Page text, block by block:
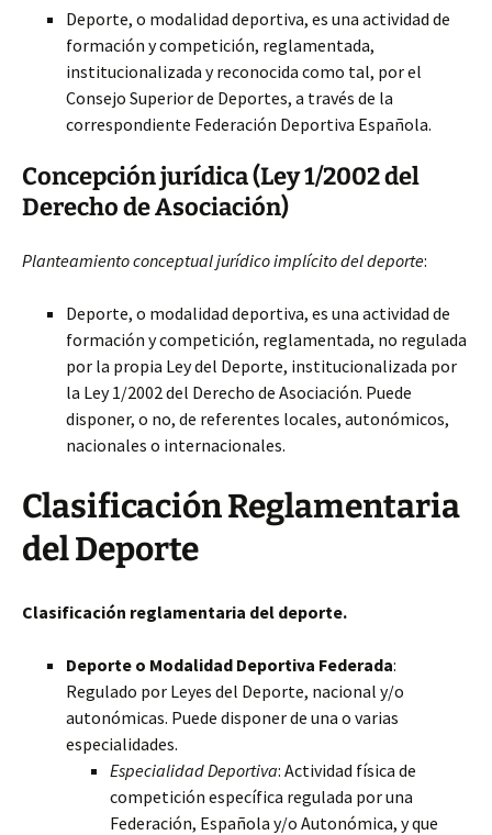
Deporte, o modalidad deportiva, es una actividad de
formación y competición, reglamentada,
institucionalizada y reconocida como tal, por el
Consejo Superior de Deportes, a través de la
correspondiente Federación Deportiva Española.
Concepción jurídica (Ley 1/2002 del
Derecho de Asociación)
Planteamiento conceptual jurídico implícito del deporte:
Deporte, o modalidad deportiva, es una actividad de
formación y competición, reglamentada, no regulada
por la propia Ley del Deporte, institucionalizada por
la Ley 1/2002 del Derecho de Asociación. Puede
disponer, o no, de referentes locales, autonómicos,
nacionales o internacionales.
Clasificación Reglamentaria
del Deporte
Clasificación reglamentaria del deporte.
Deporte o Modalidad Deportiva Federada:
Regulado por Leyes del Deporte, nacional y/o
autonómicas. Puede disponer de una o varias
especialidades.
Especialidad Deportiva: Actividad física de
competición específica regulada por una
Federación, Española y/o Autonómica, y que